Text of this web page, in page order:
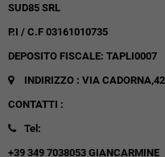
SUD85 SRL
P.I / C.F 03161010735
DEPOSITO FISCALE: TAPLI0007
INDIRIZZO : VIA CADORNA,42
CONTATTI :
Tel:
+39 349 7038053 GIANCARMINE